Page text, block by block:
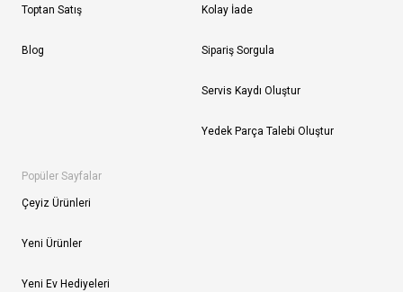
Toptan Satış
Blog
Kolay İade
Sipariş Sorgula
Servis Kaydı Oluştur
Yedek Parça Talebi Oluştur
Popüler Sayfalar
Çeyiz Ürünleri
Yeni Ürünler
Yeni Ev Hediyeleri